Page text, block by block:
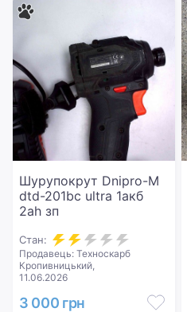
Шурупокрут Dnipro-M
dtd-201bc ultra 1акб
2ah зп
Стан:
Продавець: Техноскарб
Кропивницький,
11.06.2026
3 000 грн